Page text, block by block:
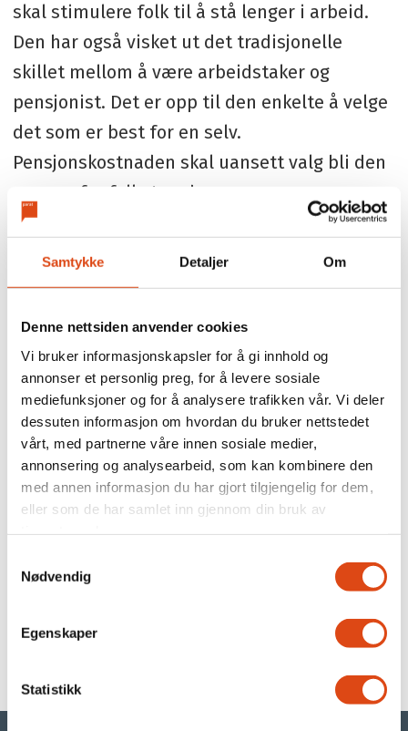
Samtykke Detaljer Om
Denne nettsiden anvender cookies
Vi bruker informasjonskapsler for å gi innhold og
annonser et personlig preg, for å levere sosiale
mediefunksjoner og for å analysere trafikken vår. Vi deler
dessuten informasjon om hvordan du bruker nettstedet
vårt, med partnerne våre innen sosiale medier,
annonsering og analysearbeid, som kan kombinere den
med annen informasjon du har gjort tilgjengelig for dem,
eller som de har samlet inn gjennom din bruk av
Nødvendig
Egenskaper
Statistikk
skal stimulere folk til å stå lenger i arbeid.
Den har også visket ut det tradisjonelle
skillet mellom å være arbeidstaker og
pensjonist. Det er opp til den enkelte å velge
det som er best for en selv.
Pensjonskostnaden skal uansett valg bli den
samme for folketrygden og
samfunnsøkonomien. Parat er enig i en slik
utvikling, sier Skjæggerud.
pensjon blant tillitsvalgte og ansatte, samt
på de pensjonsområdene som fortsatt er
uavklart eller som det må fremforhandles
bedre ordninger på.
-Jobbe for at medlemmenes interesser
ivaretas ved overgang fra gamle til nye
DETTE ER PARAT